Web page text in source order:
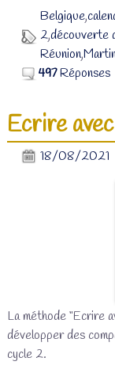
Belgique,
2,découverte
Réunion,
497Réponses
Ecrire
18/08/2021
La méthode “Ecrire
développer des
cycle 2.